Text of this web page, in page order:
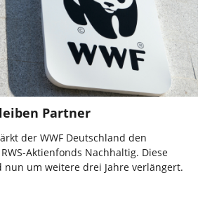
Partner
der WWF Deutschland den
Aktienfonds Nachhaltig. Diese
um weitere drei Jahre verlängert.